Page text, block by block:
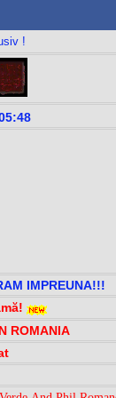
!
IMPREUNA!!!
ROMANIA